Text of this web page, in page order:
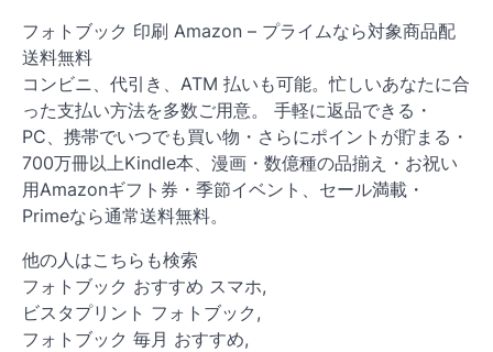
フォトブック 印刷 Amazon – プライムなら対象商品配
送料無料
コンビニ、代引き、ATM 払いも可能。忙しいあなたに合
った支払い方法を多数ご用意。 手軽に返品できる・
PC、携帯でいつでも買い物・さらにポイントが貯まる・
700万冊以上Kindle本、漫画・数億種の品揃え・お祝い
用Amazonギフト券・季節イベント、セール満載・
Primeなら通常送料無料。
他の人はこちらも検索
フォトブック おすすめ スマホ,
ビスタプリント フォトブック,
フォトブック 毎月 おすすめ,